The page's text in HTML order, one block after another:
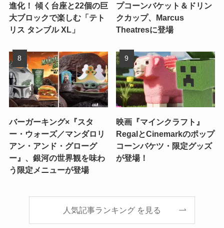
進化！ 傾く台座と22個の巨
大ブロックで楽しむ「テト
リス タンブル XL」
プコーンバケット＆ドリン
クカップ、Marcus
Theatresに登場
バーガーキング×『スタ
ー・ウォーズ／マンダロリ
アン・アンド・グローグ
ー』、銀河の世界観を味わ
う限定メニューが登場
映画『マインクラフト』
RegalとCinemarkのポップ
コーンバケツ・限定グッズ
が登場！
人気記事ランキング を見る